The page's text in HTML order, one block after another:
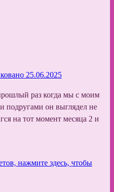
25.06.2025
раз когда мы с моим
подругами он выглядел не
на тот момент месяца 2 и
нажмите здесь, чтобы